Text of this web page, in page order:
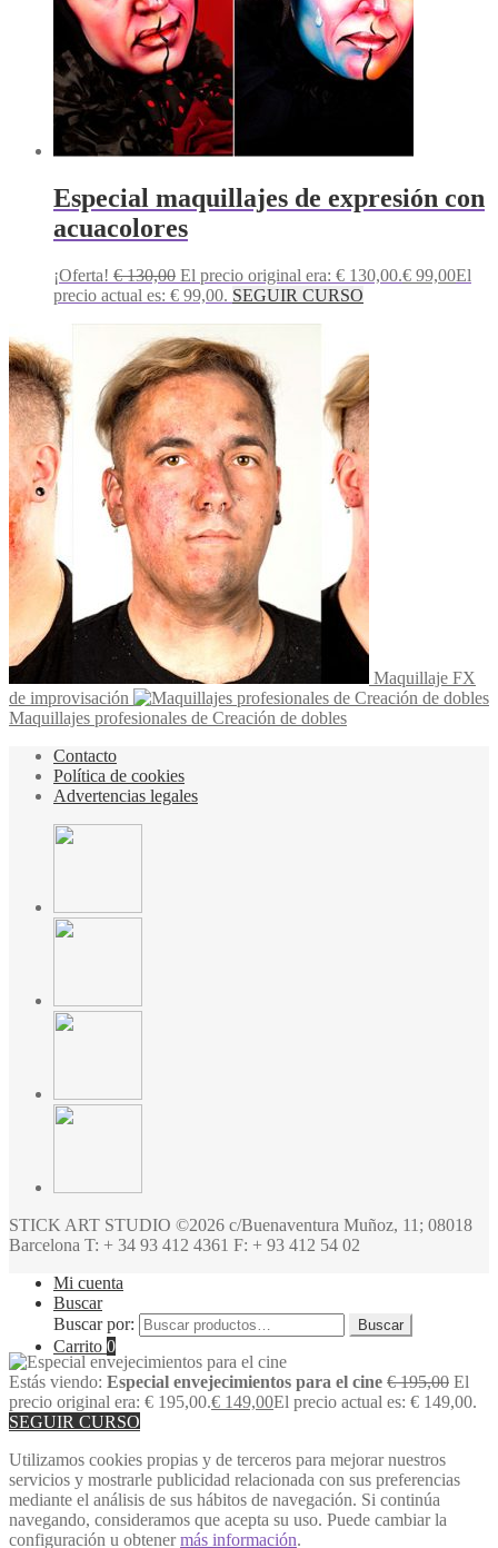
Especial maquillajes de expresión con
acuacolores
¡Oferta! €130,00 El precio original era: € 130,00.€ 99,00El
precio actual es: € 99,00. SEGUIR CURSO
Maquillaje FX
de improvisación
Maquillajes profesionales de Creación de dobles
Contacto
Política de cookies
Advertencias legales
STICK ART STUDIO ©2026 c/Buenaventura Muñoz, 11; 08018
Barcelona T: + 34 93 412 4361 F: + 93 412 54 02
Mi cuenta
Buscar
Buscar por:
Buscar
Carrito 0
Estás viendo: Especial envejecimientos para el cine €195,00 El
precio original era: € 195,00.€ 149,00El precio actual es: € 149,00.
SEGUIR CURSO
Utilizamos cookies propias y de terceros para mejorar nuestros
servicios y mostrarle publicidad relacionada con sus preferencias
mediante el análisis de sus hábitos de navegación. Si continúa
navegando, consideramos que acepta su uso. Puede cambiar la
configuración u obtenermás información.